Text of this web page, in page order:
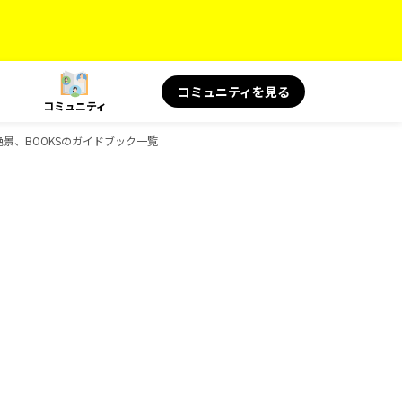
コミュニティ
コミュニティを見る
、BOOKSのガイドブック一覧